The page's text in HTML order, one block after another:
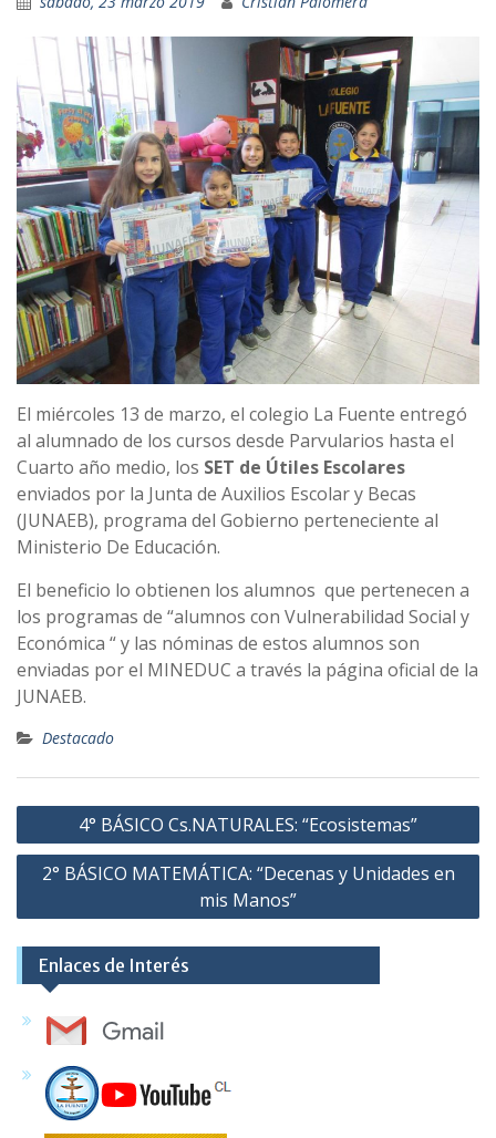
El miércoles 13 de marzo, el colegio La Fuente entregó
al alumnado de los cursos desde Parvularios hasta el
Cuarto año medio, los SET de Útiles Escolares
enviados por la Junta de Auxilios Escolar y Becas
(JUNAEB), programa del Gobierno perteneciente al
Ministerio De Educación.
El beneficio lo obtienen los alumnos que pertenecen a
los programas de “alumnos con Vulnerabilidad Social y
Económica “ y las nóminas de estos alumnos son
enviadas por el MINEDUC a través la página oficial de la
JUNAEB.
Destacado
Navegación
de
entradas
4° BÁSICO Cs.NATURALES: “Ecosistemas”
2° BÁSICO MATEMÁTICA: “Decenas y Unidades en
mis Manos”
Enlaces de Interés